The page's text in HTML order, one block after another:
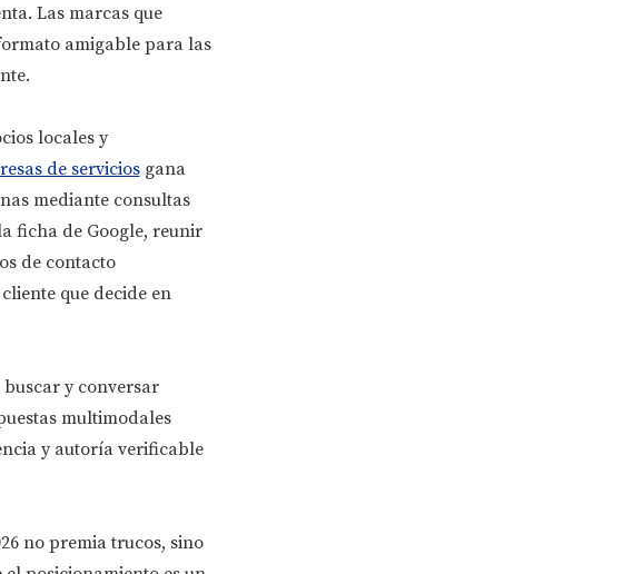
Las marcas que
amigable para las
locales y
de serviciosgana
mediante consultas
ficha de Google, reunir
de contacto
que decide en
y conversar
multimodales
y autoría verificable
no premia trucos, sino